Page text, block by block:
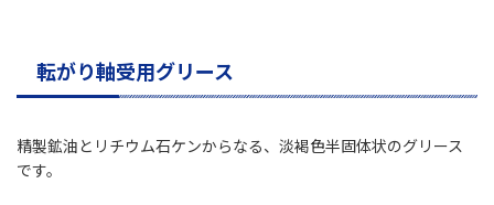
転がり軸受用グリース
精製鉱油とリチウム石ケンからなる、淡褐色半固体状のグリース
です。